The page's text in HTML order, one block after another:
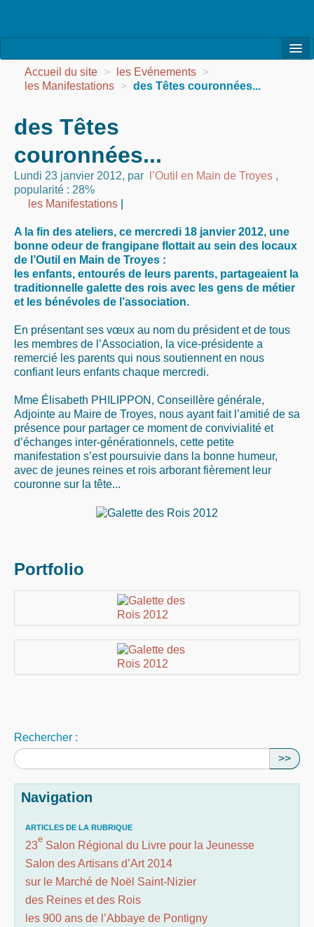
l’Association
la Vie des Ateliers
les Evénements
les Réalisations
Agenda
Contact
Accueil du site > les Evénements >
les Manifestations > des Têtes couronnées...
des Têtes
couronnées...
Lundi 23 janvier 2012, par l’Outil en Main de Troyes ,
popularité : 28%
les Manifestations
A la fin des ateliers, ce mercredi 18 janvier 2012, une
bonne odeur de frangipane flottait au sein des locaux
de l’Outil en Main de Troyes :
les enfants, entourés de leurs parents, partageaient la
traditionnelle galette des rois avec les gens de métier
et les bénévoles de l’association.
En présentant ses vœux au nom du président et de tous
les membres de l’Association, la vice-présidente a
remercié les parents qui nous soutiennent en nous
confiant leurs enfants chaque mercredi.
Mme Élisabeth PHILIPPON, Conseillère générale,
Adjointe au Maire de Troyes, nous ayant fait l’amitié de sa
présence pour partager ce moment de convivialité et
d’échanges inter-générationnels, cette petite
manifestation s’est poursuivie dans la bonne humeur,
avec de jeunes reines et rois arborant fièrement leur
couronne sur la tête...
Portfolio
Rechercher :
>>
Navigation
ARTICLES DE LA RUBRIQUE
23
e
Salon Régional du Livre pour la Jeunesse
Salon des Artisans d’Art 2014
sur le Marché de Noël Saint-Nizier
des Reines et des Rois
les 900 ans de l’Abbaye de Pontigny